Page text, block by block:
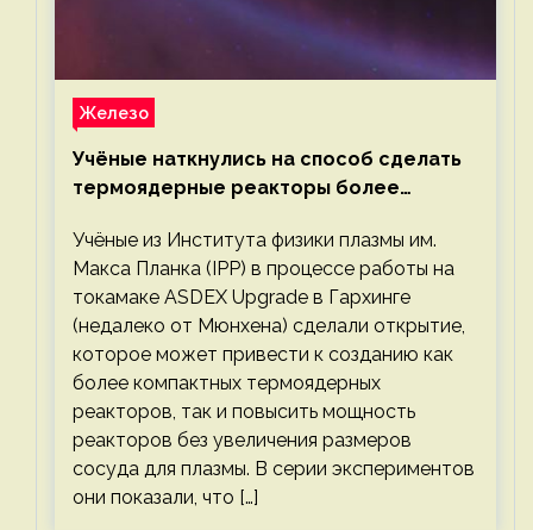
Железо
Учёные наткнулись на способ сделать
термоядерные реакторы более
Учёные из Института физики плазмы им.
Макса Планка (IPP) в процессе работы на
токамаке ASDEX Upgrade в Гархинге
(недалеко от Мюнхена) сделали открытие,
которое может привести к созданию как
более компактных термоядерных
реакторов, так и повысить мощность
реакторов без увеличения размеров
сосуда для плазмы. В серии экспериментов
они показали, что […]